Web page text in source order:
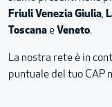
Friuli Venezia Giulia,
Toscanae Veneto.
La nostra rete è in
puntuale del tuo CAP